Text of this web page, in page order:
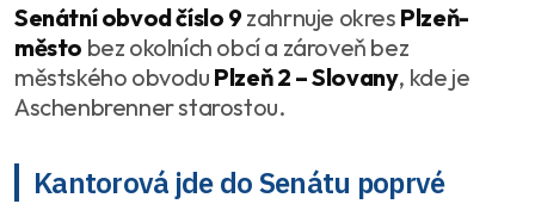
Senátní obvod číslo 9 zahrnuje okres Plzeň-
město bez okolních obcí a zároveň bez
městského obvodu Plzeň 2 – Slovany, kde je
Aschenbrenner starostou.
Kantorová jde do Senátu poprvé